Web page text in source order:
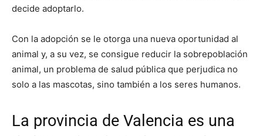
decide adoptarlo.
Con la adopción se le otorga una nueva oportunidad al
animal y, a su vez, se consigue reducir la sobrepoblación
animal, un problema de salud pública que perjudica no
solo a las mascotas, sino también a los seres humanos.
La provincia de Valencia es una